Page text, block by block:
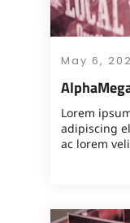
May 6,
Lorem
adipiscing
ac lorem